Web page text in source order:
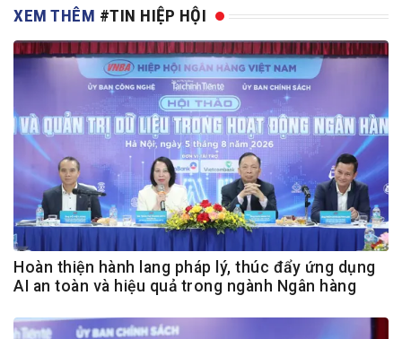
XEM THÊM #TIN HIỆP HỘI
Hoàn thiện hành lang pháp lý, thúc đẩy ứng dụng
AI an toàn và hiệu quả trong ngành Ngân hàng